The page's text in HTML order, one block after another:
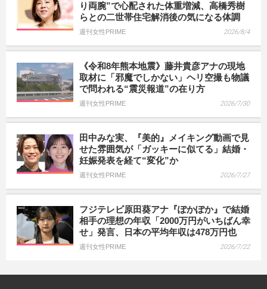
り両腕”で心配された体重増減、高橋秀樹
らとの二世帯住宅解消後の気になる体調
週刊女性PRIME 2026/8/4
《令和8年熊本地震》藤井貴彦アナの現地
取材に「邪魔でしかない」ヘリ空撮も物議
で問われる“震災報道”の在り方
週刊女性PRIME 2026/7/30
田中みな実、『美的』メイキング動画で見
せた雰囲気が「ガッキーに似てる」結婚・
妊娠発表を経て“変化”か
週刊女性PRIME 2026/7/27
フジテレビ原田葵アナ『ぽかぽか』で結婚
相手の理想の年収「2000万円がいちばん幸
せ」発言、日本の平均年収は478万円也
週刊女性PRIME 2026/7/22